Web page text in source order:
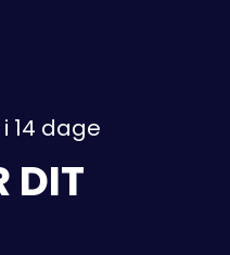
14 dage
DIT